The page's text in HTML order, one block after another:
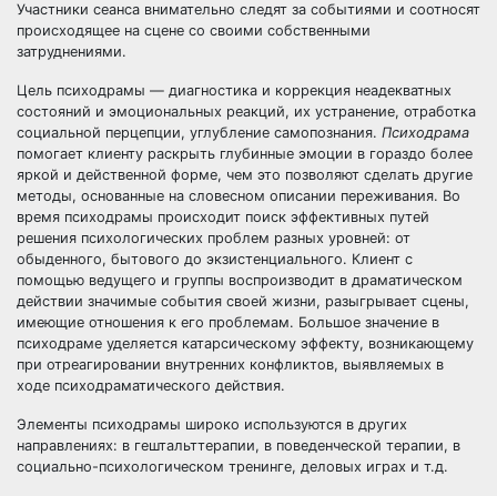
Участники сеанса внимательно следят за событиями и соотносят
происходящее на сцене со своими собственными
затруднениями.
Цель психодрамы — диагностика и коррекция неадекватных
состояний и эмоциональных реакций, их устранение, отработка
социальной перцепции, углубление самопознания. Психодрама
помогает клиенту раскрыть глубинные эмоции в гораздо более
яркой и действенной форме, чем это позволяют сделать другие
методы, основанные на словесном описании переживания. Во
время психодрамы происходит поиск эффективных путей
решения психологических проблем разных уровней: от
обыденного, бытового до экзистенциального. Клиент с
помощью ведущего и группы воспроизводит в драматическом
действии значимые события своей жизни, разыгрывает сцены,
имеющие отношения к его проблемам. Большое значение в
психодраме уделяется катарсическому эффекту, возникающему
при отреагировании внутренних конфликтов, выявляемых в
ходе психодраматического действия.
Элементы психодрамы широко используются в других
направлениях: в гештальттерапии, в поведенческой терапии, в
социально-психологическом тренинге, деловых играх и т.д.